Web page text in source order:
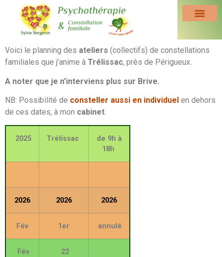
Voici le planning des ateliers (collectifs) de constellations
familiales que j’anime à Trélissac, près de Périgueux.
A noter que je n’interviens plus sur Brive.
NB: Possibilité de consteller aussi en individuel en dehors
de ces dates, à mon cabinet.
2025 Trélissac
de 9h à
18h
2026 2026 2026
Fév 1er annulé
Fév
22